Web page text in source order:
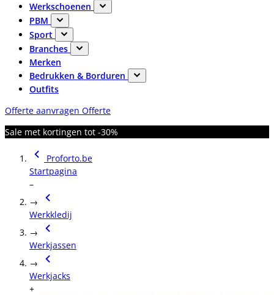
Werkschoenen
PBM
Sport
Branches
Merken
Bedrukken & Borduren
Outfits
Offerte aanvragen Offerte
Sale met kortingen tot -30%
Proforto.be
Startpagina
–
→
Werkkledij
→
Werkjassen
→
Werkjacks
+